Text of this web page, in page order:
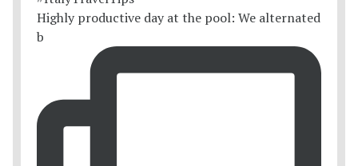
Highly productive day at the pool: We alternated
b